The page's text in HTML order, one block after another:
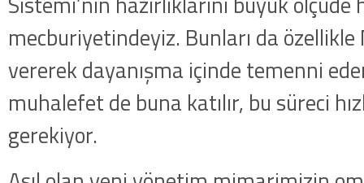
mecburiyetindeyiz. Bunları da özellikle
vererek dayanışma içinde temenni
muhalefet de buna katılır, bu süreci
gerekiyor.